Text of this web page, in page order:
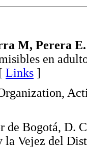
M, Perera E.
en
Links ]
de Bogotá, D.
Vejez del